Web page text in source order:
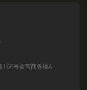
166号金马商务楼A